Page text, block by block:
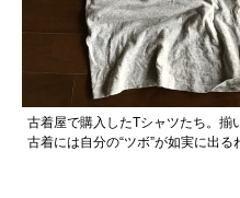
古着屋で購入したTシャツたち。揃
古着には自分の“ツボ”が如実に出る